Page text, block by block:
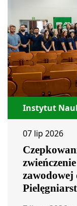
Instytut
07 lip 2026